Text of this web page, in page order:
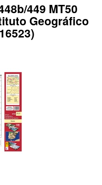
449 MT50
Geográfico